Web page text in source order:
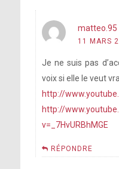
matteo.95
11 MARS
Je ne suis pas
voix si elle le veut
http://
http://
v=_7HvURBhMGE
RÉPONDRE